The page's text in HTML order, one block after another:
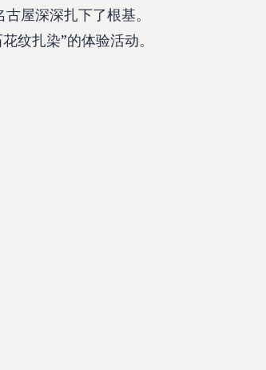
屋深深扎下了根基。
纹扎染”的体验活动。